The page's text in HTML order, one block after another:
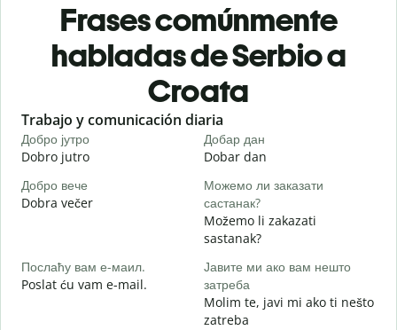
Frases comúnmente
habladas de Serbio a
Croata
Slide 1 of 6
Trabajo y comunicación diaria
Добро јутро
Dobro jutro
Добар дан
Dobar dan
Добро вече
Dobra večer
Можемо ли заказати
састанак?
Možemo li zakazati
sastanak?
Послаћу вам е-маил.
Poslat ću vam e-mail.
Јавите ми ако вам нешто
затреба
Molim te, javi mi ako ti nešto
zatreba